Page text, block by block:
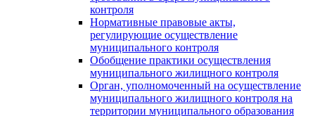
контроля
Нормативные правовые акты,
регулирующие осуществление
муниципального контроля
Обобщение практики осуществления
муниципального жилищного контроля
Орган, уполномоченный на осуществление
муниципального жилищного контроля на
территории муниципального образования